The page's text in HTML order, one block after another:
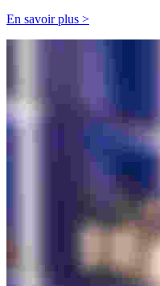
En savoir plus >